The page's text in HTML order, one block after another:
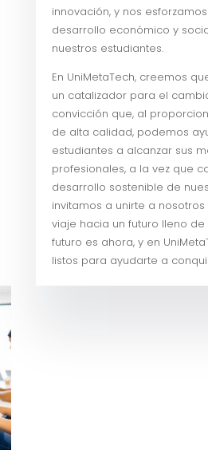
innovación, y nos
desarrollo económico y
nuestros estudiantes.
En UniMetaTech, creemos
un catalizador para el
convicción que, al
de alta calidad, podemos
estudiantes a alcanzar sus
profesionales, a la vez que
desarrollo sostenible de
invitamos a unirte a
viaje hacia un futuro lleno de
futuro es ahora, y en
listos para ayudarte a